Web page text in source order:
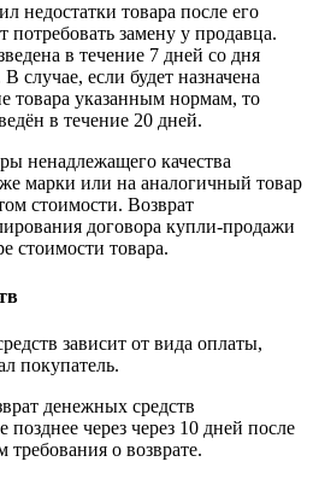
недостатки товара после его
замену у продавца.
в течение 7 дней со дня
случае, если будет назначена
товара указанным нормам, то
в течение 20 дней.
ненадлежащего качества
марки или на аналогичный товар
стоимости. Возврат
договора купли-продажи
стоимости товара.
зависит от вида оплаты,
покупатель.
денежных средств
позднее через через 10 дней после
требования о возврате.